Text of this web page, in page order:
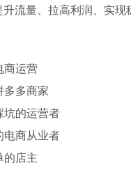
流量、拉高利润、实现
商运营
多多商家
坑的运营者
电商从业者
的店主